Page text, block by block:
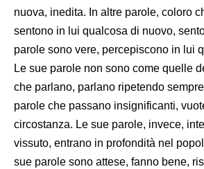
nuova, inedita. In altre parole, coloro
sentono in lui qualcosa di nuovo,
parole sono vere, percepiscono in lui
Le sue parole non sono come quelle
che parlano, parlano ripetendo
parole che passano insignificanti,
circostanza. Le sue parole, invece,
vissuto, entrano in profondità nel
sue parole sono attese, fanno bene,